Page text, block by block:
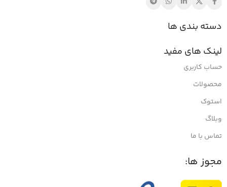
دسته بندی ها
لینک های مفید
حساب کاربری
محصولات
استوک
وبلاگ
تماس با ما
مجوز ها: